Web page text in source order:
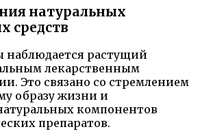
натуральных
средств
наблюдается растущий
лекарственным
Это связано со стремлением
образу жизни и
компонентов
препаратов.